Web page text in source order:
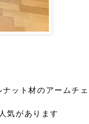
ット材のアームチェ
気があります